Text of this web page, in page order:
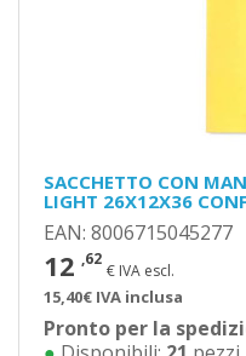
SACCHETTO CON
LIGHT 26X12X36
EAN: 8006715045277
12 ,62
€ IVA escl.
15,40€ IVA inclusa
Pronto per la